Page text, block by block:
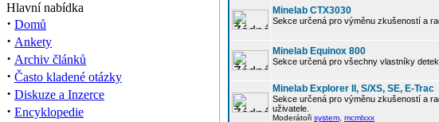
Hlavní nabídka
· Domů
· Ankety
· Archiv článků
· Často kladené otázky
· Diskuze a Inzerce
· Encyklopedie
Minelab CTX3030
Sekce určená pro výměnu zkušeností a
Minelab Equinox 800
Sekce určená pro všechny vlastníky
Minelab Explorer II, S/XS, SE, E-Trac
Sekce určená pro výměnu zkušeností a
uživatele.
Moderátoři system mcmlxxx